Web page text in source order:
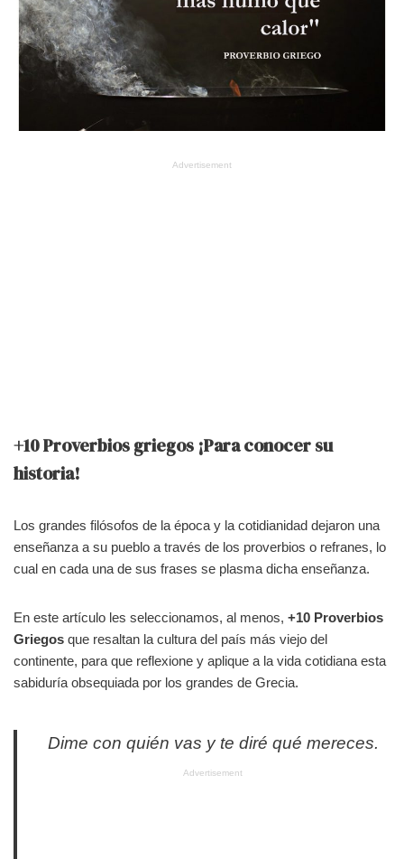
Advertisement
+10 Proverbios griegos ¡Para conocer su
historia!
Los grandes filósofos de la época y la cotidianidad dejaron una
enseñanza a su pueblo a través de los proverbios o refranes, lo
cual en cada una de sus frases se plasma dicha enseñanza.
En este artículo les seleccionamos, al menos, +10 Proverbios
Griegos que resaltan la cultura del país más viejo del
continente, para que reflexione y aplique a la vida cotidiana esta
sabiduría obsequiada por los grandes de Grecia.
Dime con quién vas y te diré qué mereces.
Advertisement